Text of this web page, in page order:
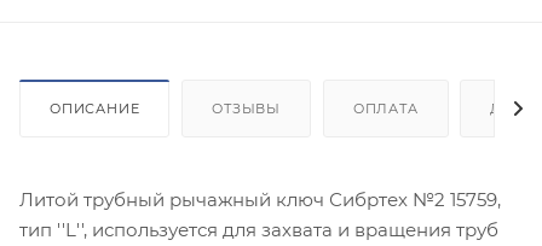
ОПИСАНИЕ ОТЗЫВЫ ОПЛАТА
Литой трубный рычажный ключ Сибртех №2 15759,
тип ''L'', используется для захвата и вращения труб